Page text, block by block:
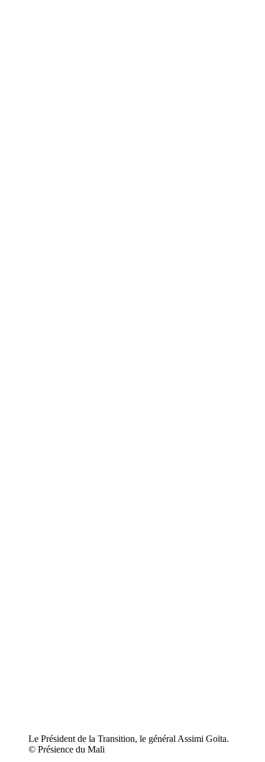
Le Président de la Transition, le général Assimi Goïta.
©️ Présience du Mali